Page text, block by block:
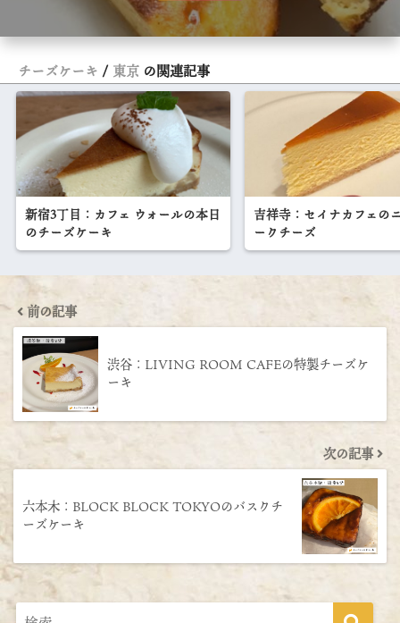
チーズケーキ 東京 の関連記事
新宿3丁目：カフェ ウォールの本日
のチーズケーキ
吉祥寺：セイナカフェの
ークチーズ
前の記事
渋谷：LIVING ROOM CAFEの特製チーズケ
ーキ
次の記事
六本木：BLOCK BLOCK TOKYOのバスクチ
ーズケーキ